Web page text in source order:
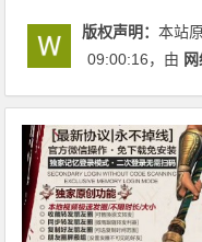
版权声明：本站
09:00:16，由